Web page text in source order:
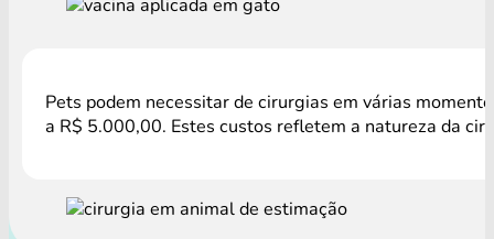
Pets podem necessitar de cirurgias em várias
a R$ 5.000,00. Estes custos refletem a natureza da